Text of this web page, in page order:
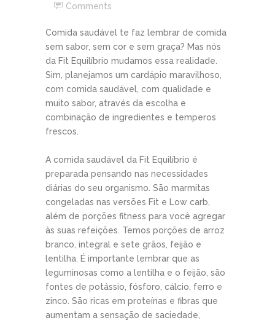
Comments
Comida saudável te faz lembrar de comida
sem sabor, sem cor e sem graça? Mas nós
da Fit Equilíbrio mudamos essa realidade.
Sim, planejamos um cardápio maravilhoso,
com comida saudável, com qualidade e
muito sabor, através da escolha e
combinação de ingredientes e temperos
frescos.
A comida saudável da Fit Equilíbrio é
preparada pensando nas necessidades
diárias do seu organismo. São marmitas
congeladas nas versões Fit e Low carb,
além de porções fitness para você agregar
às suas refeições. Temos porções de arroz
branco, integral e sete grãos, feijão e
lentilha. É importante lembrar que as
leguminosas como a lentilha e o feijão, são
fontes de potássio, fósforo, cálcio, ferro e
zinco. São ricas em proteínas e fibras que
aumentam a sensação de saciedade,